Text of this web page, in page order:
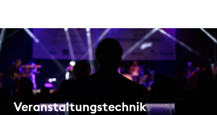
Veranstaltungstechnik